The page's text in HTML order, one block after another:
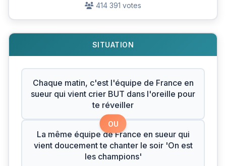
414 391 votes
SITUATION
Chaque matin, c'est l'équipe de France en
sueur qui vient crier BUT dans l'oreille pour
te réveiller
OU
La même équipe de France en sueur qui
vient doucement te chanter le soir 'On est
les champions'